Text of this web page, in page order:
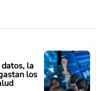
la
los